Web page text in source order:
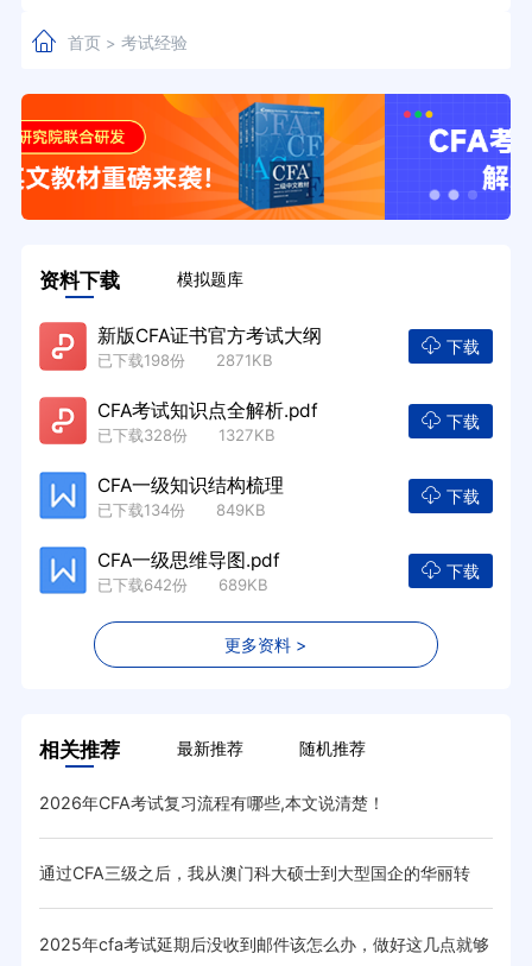
首页> 考试经验
资料下载 模拟题库
新版CFA证书官方考试大纲
已下载198份 2871KB
下载
CFA考试知识点全解析.pdf
已下载328份 1327KB
下载
CFA一级知识结构梳理
已下载134份 849KB
下载
CFA一级思维导图.pdf
已下载642份 689KB
下载
更多资料 >
相关推荐 最新推荐 随机推荐
2026年CFA考试复习流程有哪些,本文说清楚！
通过CFA三级之后，我从澳门科大硕士到大型国企的华丽转
变！
2025年cfa考试延期后没收到邮件该怎么办，做好这几点就够